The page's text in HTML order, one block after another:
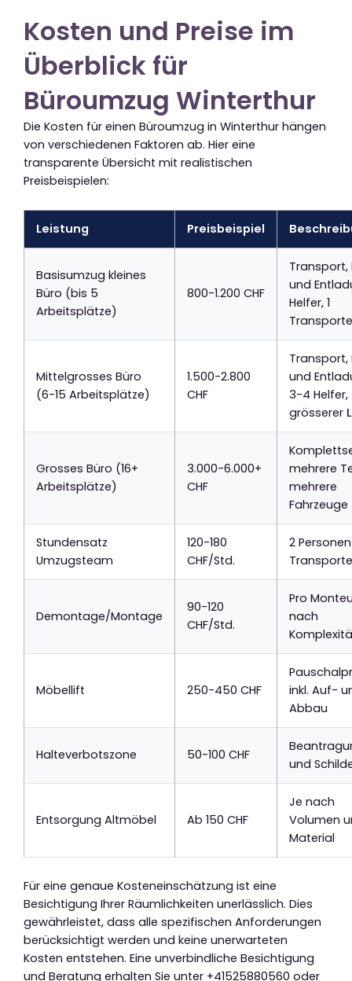
Kosten und Preise im
Überblick für
Büroumzug Winterthur
Die Kosten für einen Büroumzug in Winterthur hängen
von verschiedenen Faktoren ab. Hier eine
transparente Übersicht mit realistischen
Preisbeispielen:
Leistung Preisbeispiel
Basisumzug kleines
Büro (bis 5
Arbeitsplätze)
800-1.200 CHF
Transport,
und
Helfer, 1
Mittelgrosses Büro
(6-15 Arbeitsplätze)
1.500-2.800
CHF
Transport,
und
3-4 Helfer,
grösserer
Grosses Büro (16+
Arbeitsplätze)
3.000-6.000+
CHF
mehrere
mehrere
Fahrzeuge
Stundensatz
Umzugsteam
120-180
CHF/Std.
2
Demontage/Montage
90-120
CHF/Std.
Pro
nach
Möbellift 250-450 CHF
inkl. Auf-
Abbau
Halteverbotszone 50-100 CHF
und
Entsorgung Altmöbel Ab 150 CHF
Je nach
Volumen
Material
Für eine genaue Kosteneinschätzung ist eine
Besichtigung Ihrer Räumlichkeiten unerlässlich. Dies
gewährleistet, dass alle spezifischen Anforderungen
berücksichtigt werden und keine unerwarteten
Kosten entstehen. Eine unverbindliche Besichtigung
und Beratung erhalten Sie unter +41525880560 oder